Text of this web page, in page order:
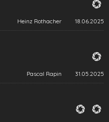
Heinz Rothacher 18.06.2025
Pascal Rapin 31.05.2025